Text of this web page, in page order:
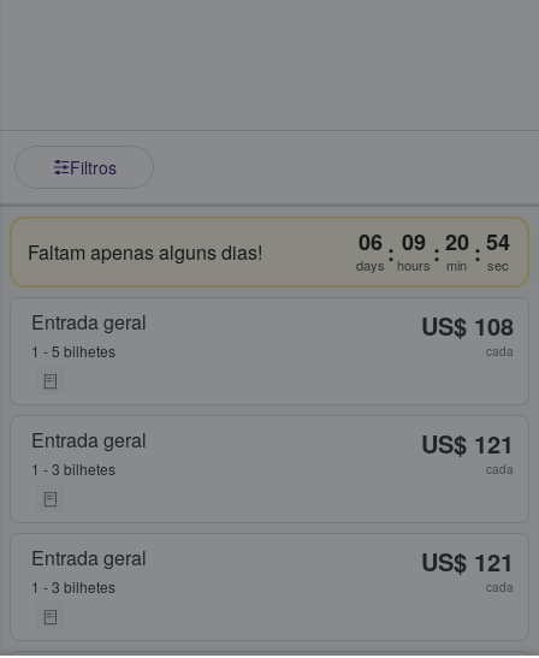
Filtros
Faltam apenas alguns dias! 06
days : 09
hours :20
min :54
sec
Entrada geral
1 - 5 bilhetes
US$ 108
cada
Entrada geral
1 - 3 bilhetes
US$ 121
cada
Entrada geral
1 - 3 bilhetes
US$ 121
cada